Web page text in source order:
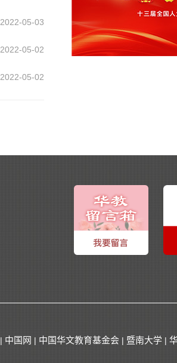
2022-05-03
2022-05-02
2022-05-02
| 中国网 | 中国华文教育基金会 | 暨南大学 |